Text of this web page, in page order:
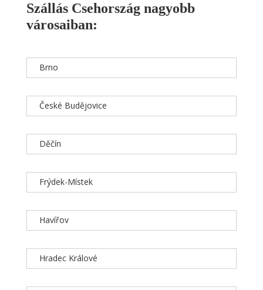
Szállás Csehország nagyobb
városaiban:
Brno
České Budějovice
Děčín
Frýdek-Místek
Havířov
Hradec Králové